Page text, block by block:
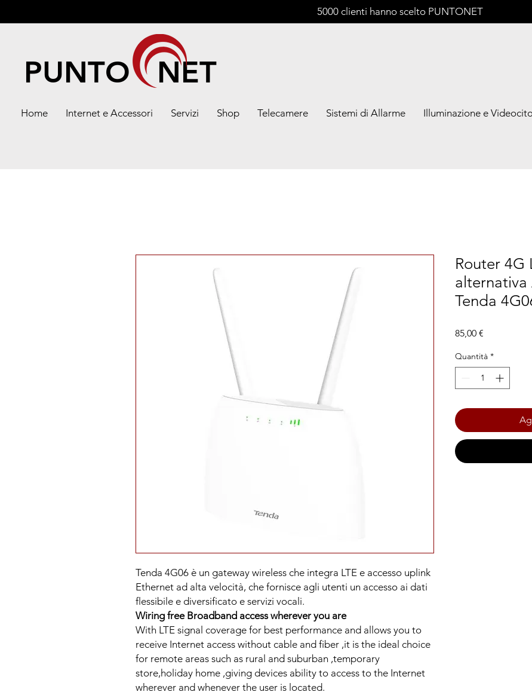
5000 clienti hanno scelto PUNTONET
Home Internet e Accessori Servizi Shop Telecamere Sistemi di Allarme Illuminazione e
PUNTO NET
Tenda 4G06 è un gateway wireless che integra LTE e accesso uplink
Ethernet ad alta velocità, che fornisce agli utenti un accesso ai dati
flessibile e diversificato e servizi vocali.
Wiring free Broadband access wherever you are
With LTE signal coverage for best performance and allows you to
receive Internet access without cable and fiber ,it is the ideal choice
for remote areas such as rural and suburban ,temporary
store,holiday home ,giving devices ability to access to the Internet
wherever and whenever the user is located.
Router 4G
alternativa
Tenda
85,00 €
Quantità *